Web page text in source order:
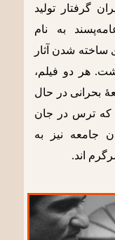
گرفتار تولید
به نام
ساخته شدن آثار
هر دو فیلم،
بحرانی در حال
که ترس در جان
جامعه نیز به
اند.